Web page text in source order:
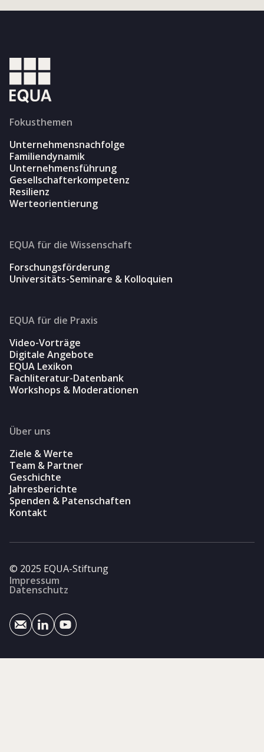
Fokusthemen
Unternehmensnachfolge
Familiendynamik
Unternehmensführung
Gesellschafterkompetenz
Resilienz
Werteorientierung
EQUA für die Wissenschaft
Forschungsförderung
Universitäts-Seminare & Kolloquien
EQUA für die Praxis
Video-Vorträge
Digitale Angebote
EQUA Lexikon
Fachliteratur-Datenbank
Workshops & Moderationen
Über uns
Ziele & Werte
Team & Partner
Geschichte
Jahresberichte
Spenden & Patenschaften
Kontakt
© 2025 EQUA-Stiftung
Impressum
Datenschutz